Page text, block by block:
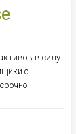
в силу
с